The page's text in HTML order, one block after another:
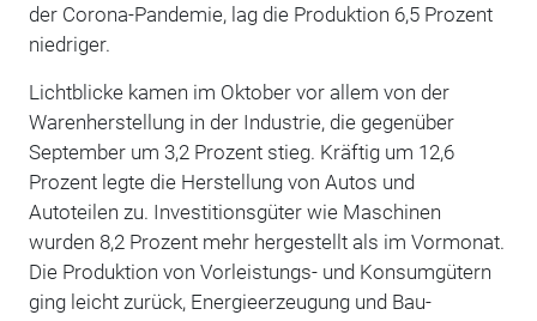
der Corona-Pandemie, lag die Produktion 6,5 Prozent
niedriger.
Lichtblicke kamen im Oktober vor allem von der
Warenherstellung in der Industrie, die gegenüber
September um 3,2 Prozent stieg. Kräftig um 12,6
Prozent legte die Herstellung von Autos und
Autoteilen zu. Investitionsgüter wie Maschinen
wurden 8,2 Prozent mehr hergestellt als im Vormonat.
Die Produktion von Vorleistungs- und Konsumgütern
ging leicht zurück, Energieerzeugung und Bau-